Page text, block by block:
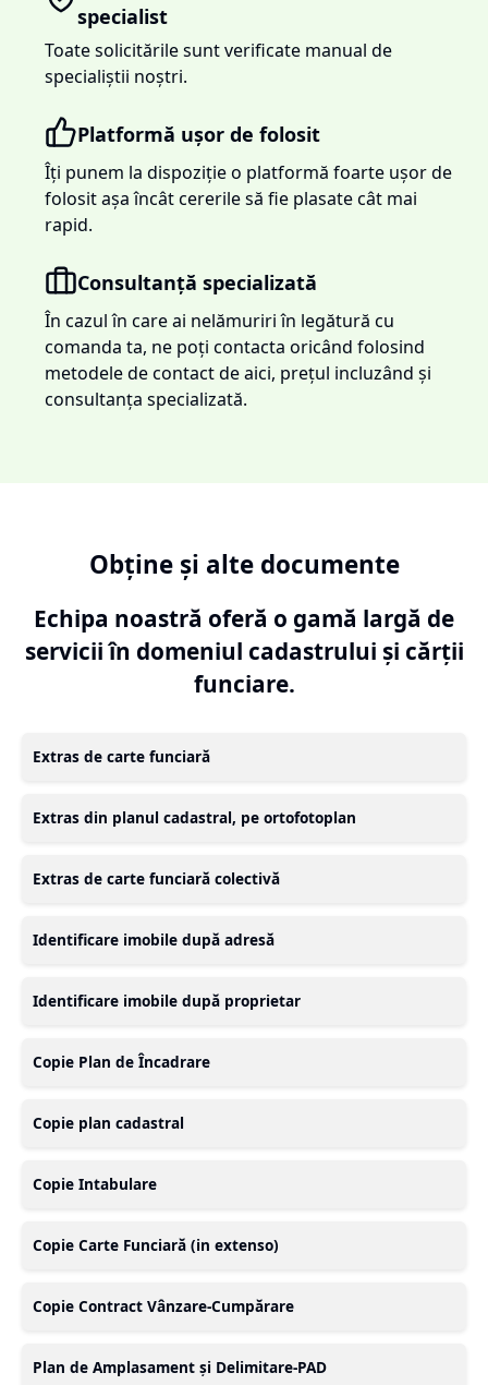
specialist
Toate solicitările sunt verificate manual de
specialiștii noștri.
Platformă ușor de folosit
Îți punem la dispoziție o platformă foarte ușor de
folosit așa încât cererile să fie plasate cât mai
rapid.
Consultanță specializată
În cazul în care ai nelămuriri în legătură cu
comanda ta, ne poți contacta oricând folosind
metodele de contact de aici, prețul incluzând și
consultanța specializată.
Obține și alte documente
Echipa noastră oferă o gamă largă de
servicii în domeniul cadastrului și cărții
funciare.
Extras de carte funciară
Extras din planul cadastral, pe ortofotoplan
Extras de carte funciară colectivă
Identificare imobile după adresă
Identificare imobile după proprietar
Copie Plan de Încadrare
Copie plan cadastral
Copie Intabulare
Copie Carte Funciară (in extenso)
Copie Contract Vânzare-Cumpărare
Plan de Amplasament și Delimitare-PAD